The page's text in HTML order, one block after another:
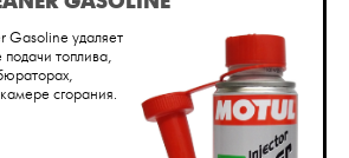
Gasoline удаляет
топлива,
сгорания.